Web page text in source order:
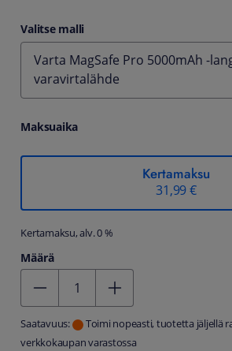
Valitse malli
Varta MagSafe Pro 5000mAh -
varavirtalähde
Maksuaika
Kertamaksu
31,99 €
Kertamaksu, alv. 0 %
Määrä
Saatavuus:
Toimi nopeasti, tuotetta jäljellä
verkkokaupan varastossa